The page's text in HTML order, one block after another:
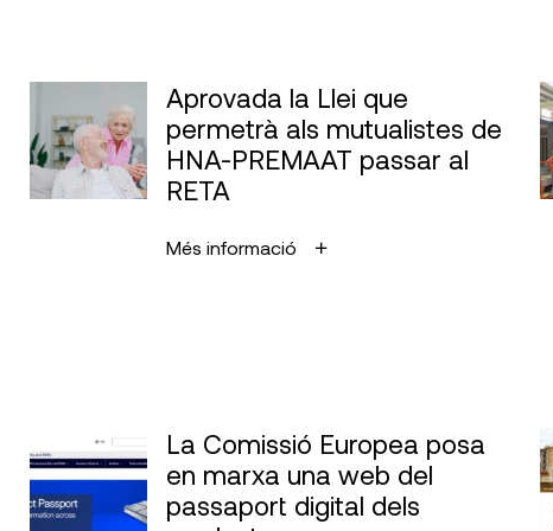
Aprovada la Llei que
permetrà als mutualistes de
HNA-PREMAAT passar al
RETA
Més informació
La Comissió Europea posa
en marxa una web del
passaport digital dels